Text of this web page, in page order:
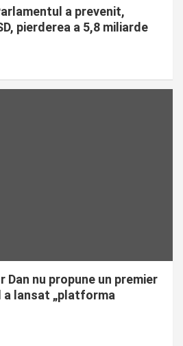
a prevenit,
pierderea a 5,8 miliarde
Dan nu propune un premier
a lansat „platforma